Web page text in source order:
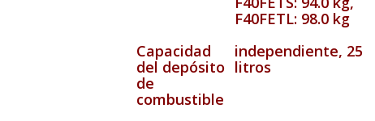
F40FETL: 98.0 kg
Capacidad
del depósito
de
combustible
independiente, 25
litros